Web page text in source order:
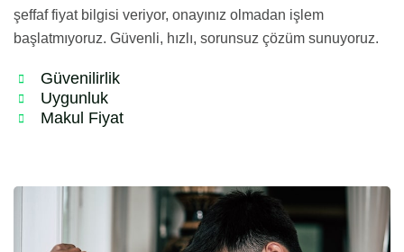
şeffaf fiyat bilgisi veriyor, onayınız olmadan işlem
başlatmıyoruz. Güvenli, hızlı, sorunsuz çözüm sunuyoruz.
Güvenilirlik
Uygunluk
Makul Fiyat